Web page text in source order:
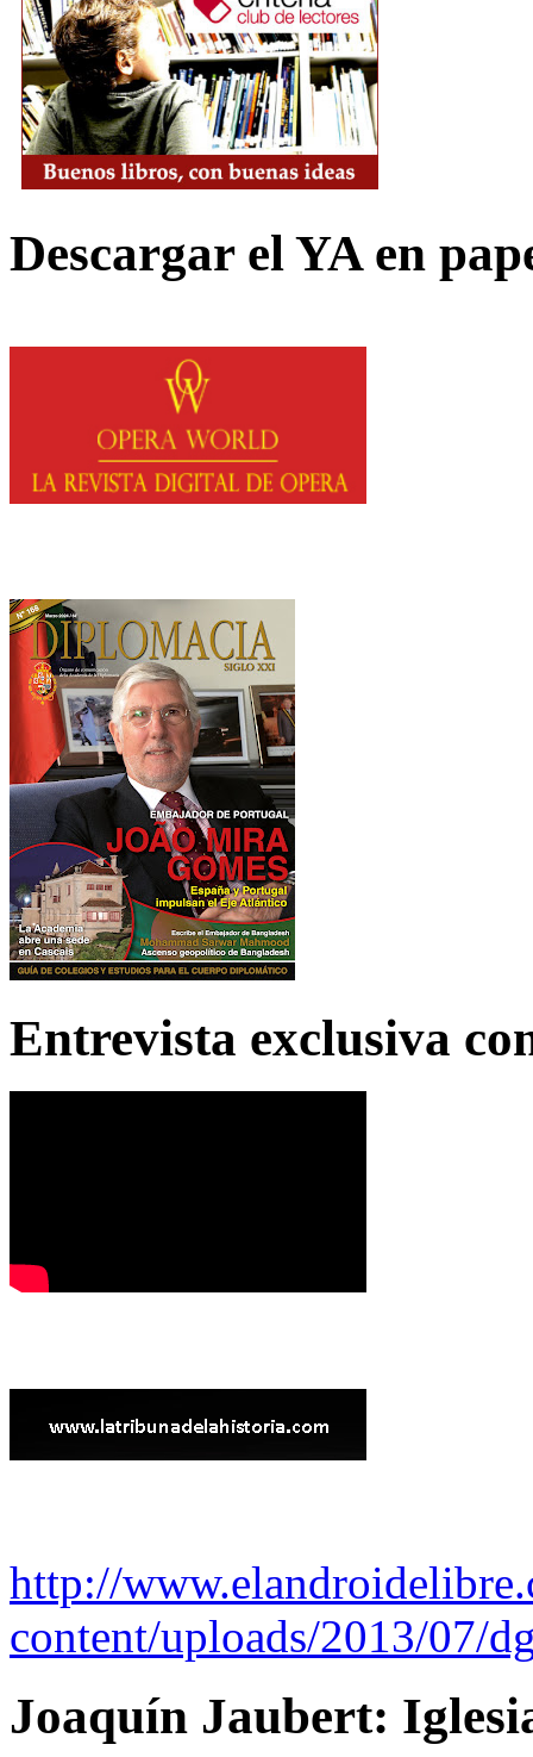
Descargar el YA en
Entrevista exclusiva
http://
content/uploads/2013/07/
Joaquín Jaubert: